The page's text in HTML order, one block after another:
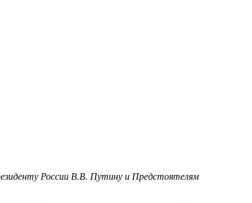
России В.В. Путину и Предстоятелям